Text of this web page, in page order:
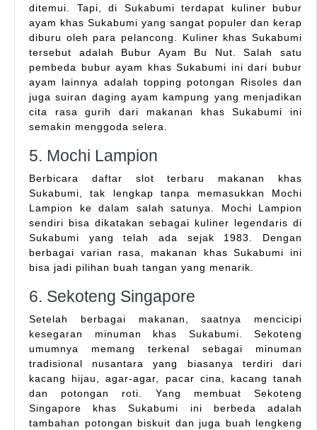
ditemui. Tapi, di Sukabumi terdapat kuliner bubur
ayam khas Sukabumi yang sangat populer dan kerap
diburu oleh para pelancong. Kuliner khas Sukabumi
tersebut adalah Bubur Ayam Bu Nut. Salah satu
pembeda bubur ayam khas Sukabumi ini dari bubur
ayam lainnya adalah topping potongan Risoles dan
juga suiran daging ayam kampung yang menjadikan
cita rasa gurih dari makanan khas Sukabumi ini
semakin menggoda selera.
5. Mochi Lampion
Berbicara daftar slot terbaru makanan khas
Sukabumi, tak lengkap tanpa memasukkan Mochi
Lampion ke dalam salah satunya. Mochi Lampion
sendiri bisa dikatakan sebagai kuliner legendaris di
Sukabumi yang telah ada sejak 1983. Dengan
berbagai varian rasa, makanan khas Sukabumi ini
bisa jadi pilihan buah tangan yang menarik.
6. Sekoteng Singapore
Setelah berbagai makanan, saatnya mencicipi
kesegaran minuman khas Sukabumi. Sekoteng
umumnya memang terkenal sebagai minuman
tradisional nusantara yang biasanya terdiri dari
kacang hijau, agar-agar, pacar cina, kacang tanah
dan potongan roti. Yang membuat Sekoteng
Singapore khas Sukabumi ini berbeda adalah
tambahan potongan biskuit dan juga buah lengkeng